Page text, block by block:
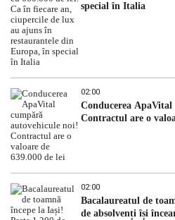
special în Italia
02:00
Conducerea
Contractul are o
02:00
Bacalaureatul de
de absolvenți își